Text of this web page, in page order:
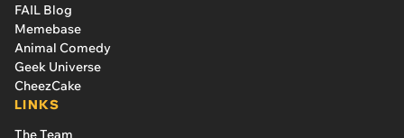
FAIL Blog
Memebase
Animal Comedy
Geek Universe
CheezCake
LINKS
The Team